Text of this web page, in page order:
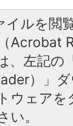
イルを閲
Acrobat
、左記の
）」
ウェア
い。